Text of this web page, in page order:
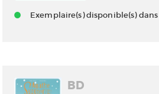
Exemplaire(s) disponible(s) dans
BD